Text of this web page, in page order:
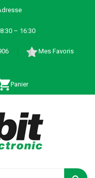
– 16:30
Mes Favoris
Panier